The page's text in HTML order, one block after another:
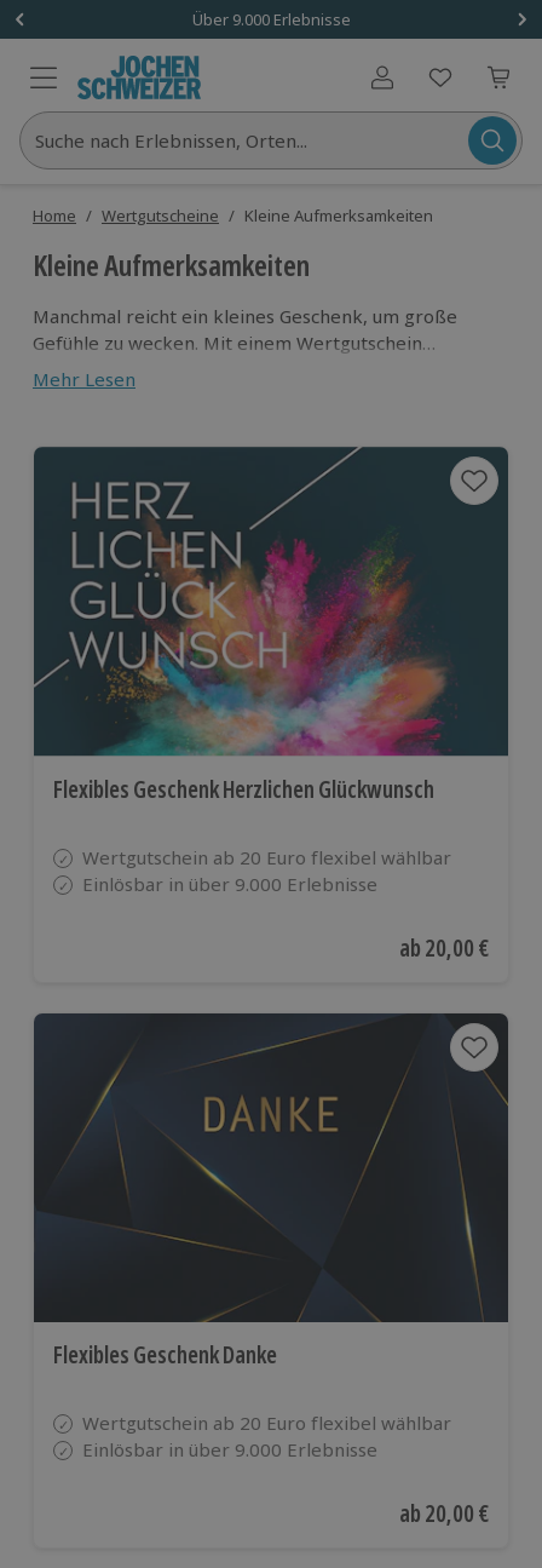
Über 9.000 Erlebnisse
Benutzerkonto
Suche nach Erlebnissen, Orten...
Home / Wertgutscheine / Kleine Aufmerksamkeiten
Kleine Aufmerksamkeiten
Manchmal reicht ein kleines Geschenk, um große
Gefühle zu wecken. Mit einem Wertgutschein
schenkst du eine Einladung zu unvergesslichen
Momenten – von der spontanen Auszeit bis hin zum
sagen, Wertschätzung zu zeigen oder einfach Freude
zu bereiten. Denn auch die kleinste Geste kann zu
einem besonderen Erlebnis werden.
Mehr Lesen
Flexibles Geschenk Herzlichen Glückwunsch
Wertgutschein ab 20 Euro flexibel wählbar
Einlösbar in über 9.000 Erlebnisse
Aktueller Preis
ab20,00 €
Flexibles Geschenk Danke
Wertgutschein ab 20 Euro flexibel wählbar
Einlösbar in über 9.000 Erlebnisse
Aktueller Preis
ab20,00 €